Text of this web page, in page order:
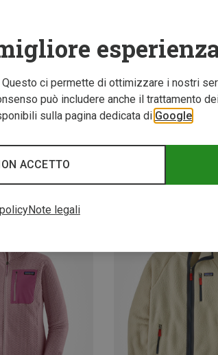
Risparmi 22%
ci permette di ottimizzare i nostri
può includere anche il trattamento
sulla pagina dedicata di Google
ACCETTO
Note legali